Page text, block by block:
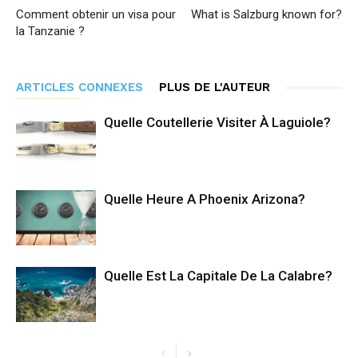
Comment obtenir un visa pour
la Tanzanie ?
What is Salzburg known for?
ARTICLES CONNEXES PLUS DE L'AUTEUR
Quelle Coutellerie Visiter À Laguiole?
Quelle Heure A Phoenix Arizona?
Quelle Est La Capitale De La Calabre?